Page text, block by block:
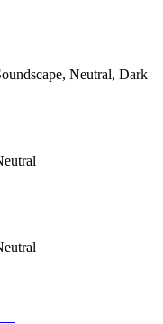
Neutral, Dark